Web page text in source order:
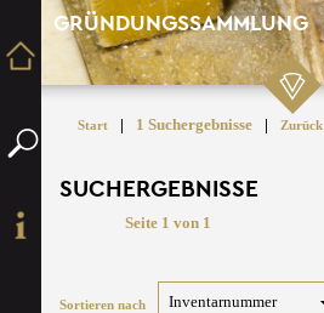
GRÜNDUNGSSAMMLUNG
Start | 1 Suchergebnisse | Zurück
SUCHERGEBNISSE
Seite 1 von 1
Sortieren nach